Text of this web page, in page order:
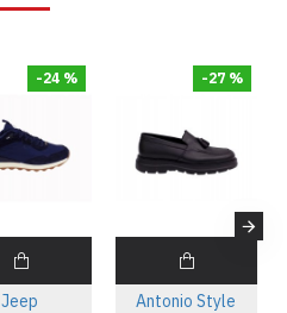
-24 %
Jeep
-27 %
Antonio Style